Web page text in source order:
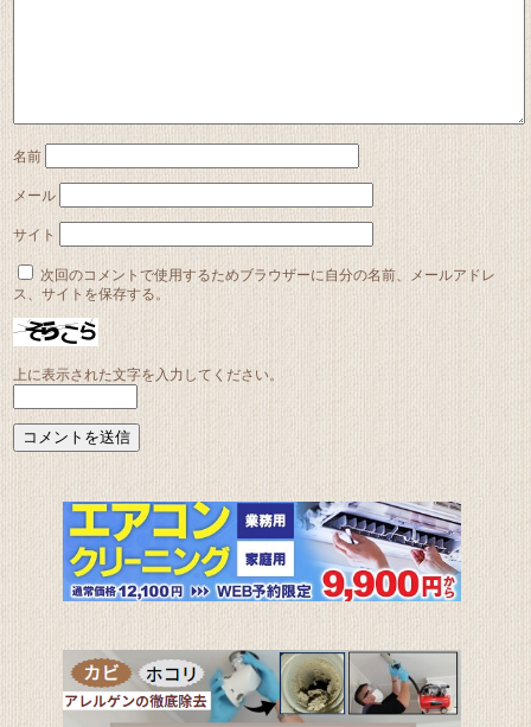
名前
メール
サイト
次回のコメントで使用するためブラウザーに自分の名前、メールアドレ
ス、サイトを保存する。
上に表示された文字を入力してください。